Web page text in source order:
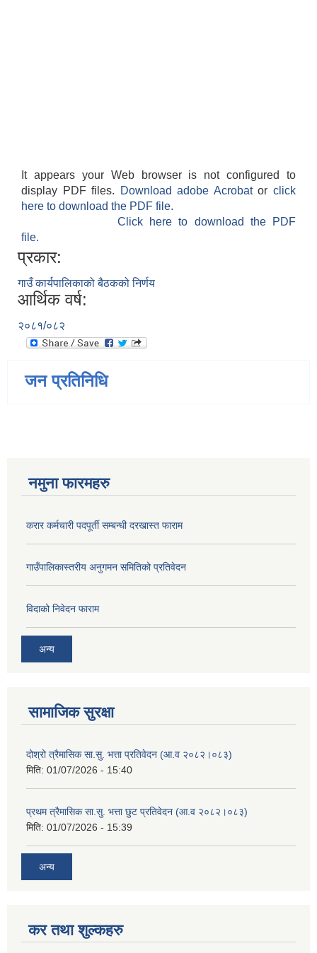
It appears your Web browser is not configured to
display PDF files.
Download adobe Acrobatorclick
here to download the PDF file.
Click here to download the PDF
file.
प्रकार:
गाउँ कार्यपालिकाको बैठकको निर्णय
आर्थिक वर्ष:
२०८१/०८२
जन प्रतिनिधि
नमुना फारमहरु
करार कर्मचारी पदपूर्ती सम्बन्धी दरखास्त फाराम
गाउँपालिकास्तरीय अनुगमन समितिको प्रतिवेदन
विदाको निवेदन फाराम
अन्य
सामाजिक सुरक्षा
दोश्रो त्रैमासिक सा.सु. भत्ता प्रतिवेदन (आ.व २०८२।०८३)
मिति: 01/07/2026 - 15:40
प्रथम त्रैमासिक सा.सु. भत्ता छुट प्रतिवेदन (आ.व २०८२।०८३)
मिति: 01/07/2026 - 15:39
अन्य
कर तथा शुल्कहरु